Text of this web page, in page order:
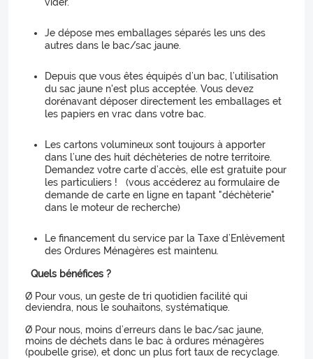
vider.
Je dépose mes emballages séparés les uns des
autres dans le bac/sac jaune.
Depuis que vous êtes équipés d’un bac, l’utilisation
du sac jaune n'est plus acceptée. Vous devez
dorénavant déposer directement les emballages et
les papiers en vrac dans votre bac.
Les cartons volumineux sont toujours à apporter
dans l’une des huit déchèteries de notre territoire.
Demandez votre carte d’accès, elle est gratuite pour
les particuliers ! (vous accéderez au formulaire de
demande de carte en ligne en tapant "déchèterie"
dans le moteur de recherche)
Le financement du service par la Taxe d’Enlèvement
des Ordures Ménagères est maintenu.
Quels bénéfices ?
Ø Pour vous, un geste de tri quotidien facilité qui
deviendra, nous le souhaitons, systématique.
Ø Pour nous, moins d’erreurs dans le bac/sac jaune,
moins de déchets dans le bac à ordures ménagères
(poubelle grise), et donc un plus fort taux de recyclage.